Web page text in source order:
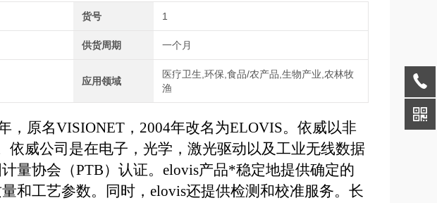
货号 1
供货周期 一个月
应用领域
医疗卫生,环保,食品/农产品,生物产业,农林牧
渔
，原名VISIONET， 2004年改名为ELOVIS。依威以非
依威公司是在电子，光学，激光驱动以及工业无线数据
量协会（PTB）认证。 elovis产品*稳定地提供确定的
和工艺参数。同时， elovis还提供检测和校准服务。长